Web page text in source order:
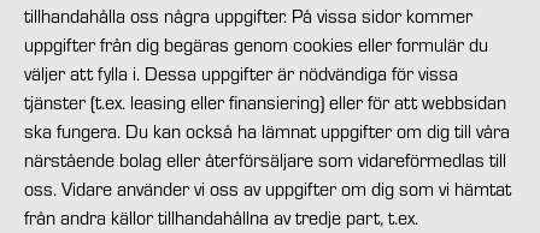
tillhandahålla oss några uppgifter. På vissa sidor kommer
uppgifter från dig begäras genom cookies eller formulär du
väljer att fylla i. Dessa uppgifter är nödvändiga för vissa
tjänster (t.ex. leasing eller finansiering) eller för att webbsidan
ska fungera. Du kan också ha lämnat uppgifter om dig till våra
närstående bolag eller återförsäljare som vidareförmedlas till
oss. Vidare använder vi oss av uppgifter om dig som vi hämtat
från andra källor tillhandahållna av tredje part, t.ex.